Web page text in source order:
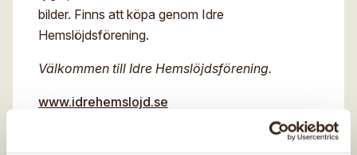
bilder. Finns att köpa genom Idre
Hemslöjdsförening.
Välkommen till Idre Hemslöjdsförening.
www.idrehemslojd.se